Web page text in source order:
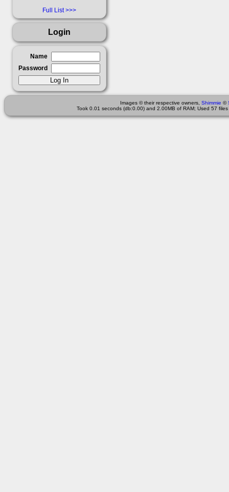
Full List
Login
Name
Password
Images © their respective owners, Shimmie ©
Took 0.01 seconds (db:0.00) and 2.00MB of RAM; Used 57